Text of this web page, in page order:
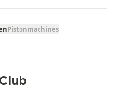
Pistonmachines